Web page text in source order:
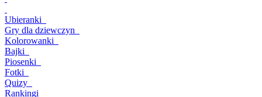
Ubieranki
Gry dla dziewczyn
Kolorowanki
Bajki
Piosenki
Fotki
Quizy
Rankingi